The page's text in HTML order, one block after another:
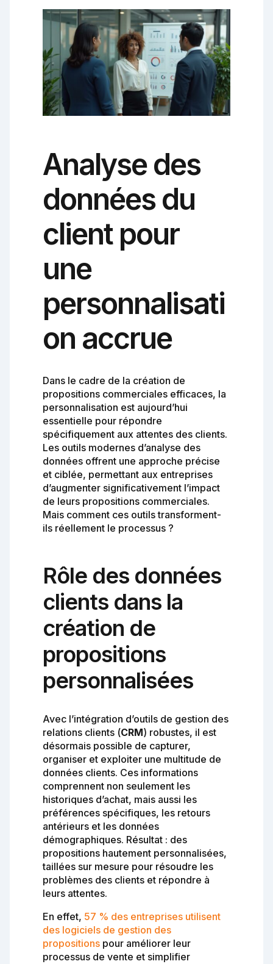
Analyse des
données du
client pour
une
personnalisati
on accrue
Dans le cadre de la création de
propositions commerciales efficaces, la
personnalisation est aujourd’hui
essentielle pour répondre
spécifiquement aux attentes des clients.
Les outils modernes d’analyse des
données offrent une approche précise
et ciblée, permettant aux entreprises
d’augmenter significativement l’impact
de leurs propositions commerciales.
Mais comment ces outils transforment-
ils réellement le processus ?
Rôle des données
clients dans la
création de
propositions
personnalisées
Avec l’intégration d’outils de gestion des
relations clients (CRM) robustes, il est
désormais possible de capturer,
organiser et exploiter une multitude de
données clients. Ces informations
comprennent non seulement les
historiques d’achat, mais aussi les
préférences spécifiques, les retours
antérieurs et les données
démographiques. Résultat : des
propositions hautement personnalisées,
taillées sur mesure pour résoudre les
problèmes des clients et répondre à
leurs attentes.
En effet, 57 % des entreprises utilisent
des logiciels de gestion des
propositions pour améliorer leur
processus de vente et simplifier